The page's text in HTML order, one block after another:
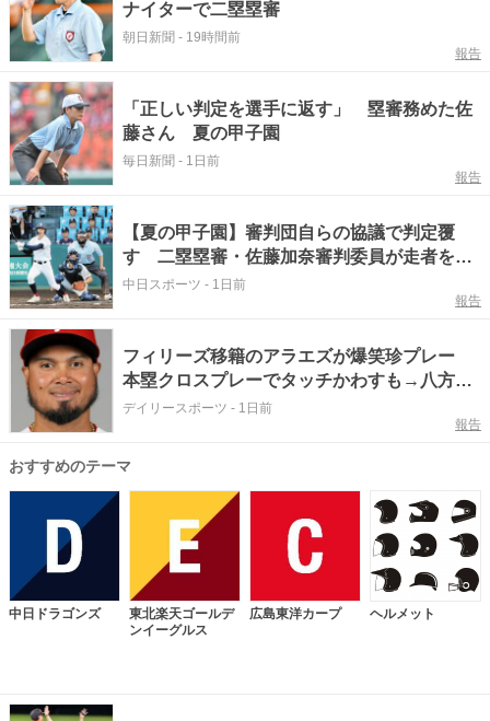
ナイターで二塁塁審
朝日新聞 - 19時間前
報告
「正しい判定を選手に返す」 塁審務めた佐
藤さん 夏の甲子園
毎日新聞 - 1日前
報告
【夏の甲子園】審判団自らの協議で判定覆
す 二塁塁審・佐藤加奈審判委員が走者をア
ウト判定した後、審判団が集まって協議
中日スポーツ - 1日前
報告
フィリーズ移籍のアラエズが爆笑珍プレー
本塁クロスプレーでタッチかわすも→八方塞
がりで自らベンチに退散 あっけにとられる
デイリースポーツ - 1日前
報告
おすすめのテーマ
中日ドラゴンズ
東北楽天ゴールデ
ンイーグルス
広島東洋カープ ヘルメット